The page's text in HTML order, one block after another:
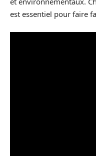
est essentiel pour faire